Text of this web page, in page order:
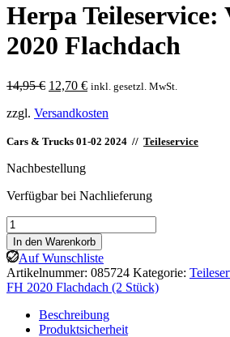
Herpa Teileservice:
2020 Flachdach
14,95€ Ursprünglicher
war:
12,70 €Aktueller
ist:
inkl. gesetzl. MwSt.
zzgl. Versandkosten
Cars & Trucks 01-02 2024 // Teileservice
Nachbestellung
Verfügbar bei Nachlieferung
Herpa
Teileservice:
Volvo
FH
2020
Flachdach
Menge
In den Warenkorb
Auf Wunschliste
Artikelnummer: 085724 Kategorie:
FH 2020 Flachdach (2 Stück)
Beschreibung
Produktsicherheit